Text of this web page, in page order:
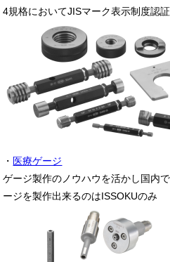
4規格においてJISマーク表示制度認
・ 医療ゲージ
ゲージ製作のノウハウを活かし国内
ージを製作出来るのはISSOKUのみ